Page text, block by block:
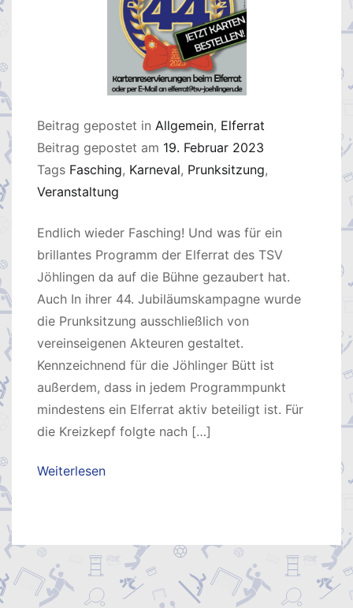
Beitrag gepostet in Allgemein, Elferrat
Beitrag gepostet am 19. Februar 2023
Tags Fasching, Karneval, Prunksitzung,
Veranstaltung
Endlich wieder Fasching! Und was für ein
brillantes Programm der Elferrat des TSV
Jöhlingen da auf die Bühne gezaubert hat.
Auch In ihrer 44. Jubiläumskampagne wurde
die Prunksitzung ausschließlich von
vereinseigenen Akteuren gestaltet.
Kennzeichnend für die Jöhlinger Bütt ist
außerdem, dass in jedem Programmpunkt
mindestens ein Elferrat aktiv beteiligt ist. Für
die Kreizkepf folgte nach […]
Weiterlesen